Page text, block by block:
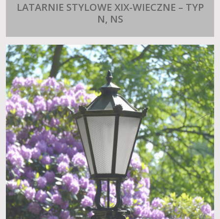
LATARNIE STYLOWE XIX-WIECZNE – TYP
N, NS